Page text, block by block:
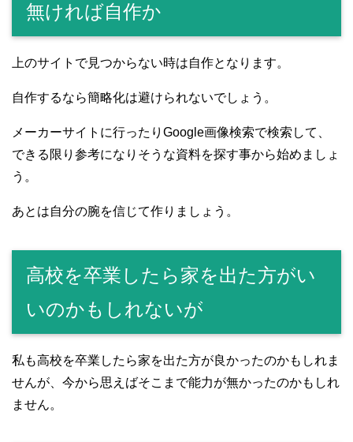
無ければ自作か
上のサイトで見つからない時は自作となります。
自作するなら簡略化は避けられないでしょう。
メーカーサイトに行ったりGoogle画像検索で検索して、
できる限り参考になりそうな資料を探す事から始めましょ
う。
あとは自分の腕を信じて作りましょう。
高校を卒業したら家を出た方がい
いのかもしれないが
私も高校を卒業したら家を出た方が良かったのかもしれま
せんが、今から思えばそこまで能力が無かったのかもしれ
ません。